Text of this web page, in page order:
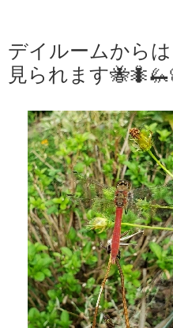
デイルームから
見られます